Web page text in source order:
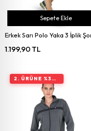
1.199,90 TL
Sepete Ekle
2. ÜRÜNE %30 İNDIRIM